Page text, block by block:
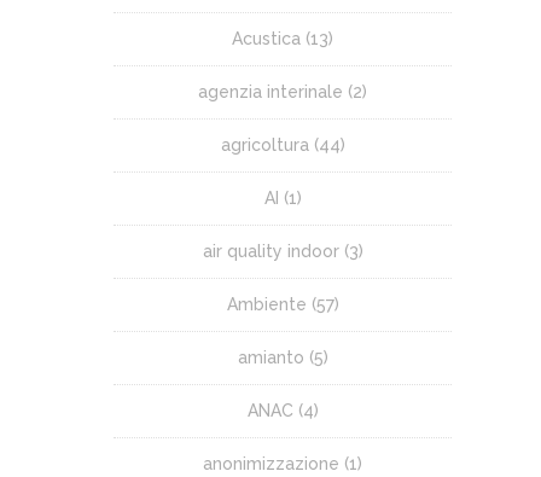
Acustica (13)
agenzia interinale (2)
agricoltura (44)
AI (1)
air quality indoor(3)
Ambiente (57)
amianto (5)
ANAC (4)
anonimizzazione (1)